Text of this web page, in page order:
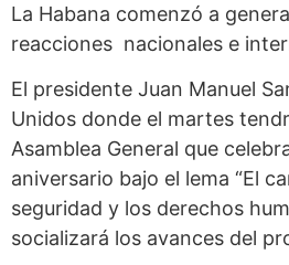
La Habana comenzó a
reacciones nacionales e
El presidente Juan Manuel
Unidos donde el martes
Asamblea General que
aniversario bajo el lema “El
seguridad y los derechos
socializará los avances del